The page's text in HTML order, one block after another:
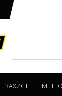
ЗАХИСТ